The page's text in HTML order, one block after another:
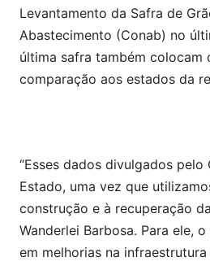
Levantamento da Safra de
Abastecimento (Conab) no
última safra também colocam
comparação aos estados da
“Esses dados divulgados
Estado, uma vez que
construção e à recuperação
Wanderlei Barbosa. Para ele,
em melhorias na